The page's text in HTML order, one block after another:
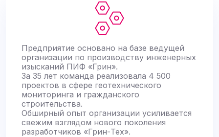
Предприятие основано на базе ведущей
организации по производству инженерных
изысканий ПИФ «Грин».
За 35 лет команда реализовала 4 500
проектов в сфере геотехнического
мониторинга и гражданского
строительства.
Обширный опыт организации усиливается
свежим взглядом нового поколения
разработчиков «Грин-Тех».